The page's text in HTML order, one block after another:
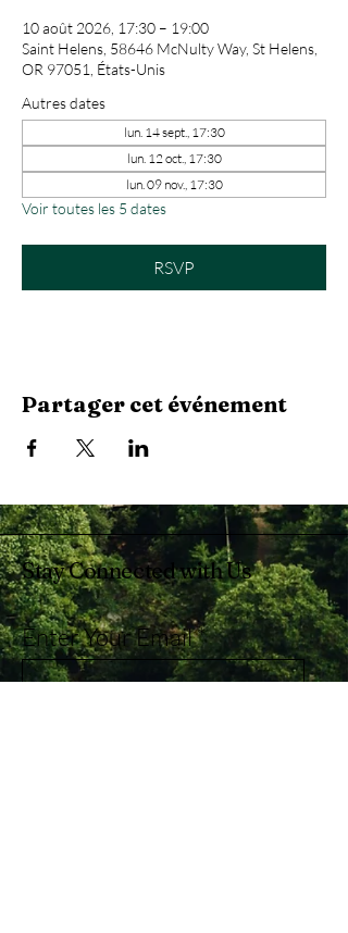
10 août 2026, 17:30 – 19:00
Saint Helens, 58646 McNulty Way, St Helens,
OR 97051, États-Unis
Autres dates
lun. 14 sept., 17:30
lun. 12 oct., 17:30
lun. 09 nov., 17:30
Voir toutes les 5 dates
RSVP
Partager cet événement
Stay Connected with Us
Enter Your Email